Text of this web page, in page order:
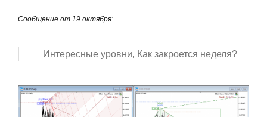
Сообщение от 19 октября:
Интересные уровни, Как закроется неделя?